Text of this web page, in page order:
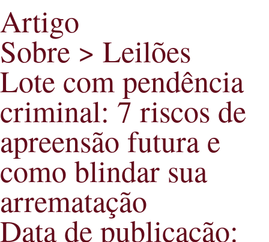
Artigo
Sobre > Leilões
Lote com pendência
criminal: 7 riscos de
apreensão futura e
como blindar sua
arrematação
Data de publicação: